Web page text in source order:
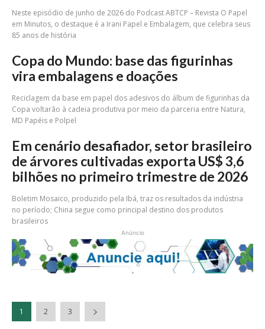
Neste episódio de junho de 2026 do Podcast ABTCP – Revista O Papel
em Minutos, o destaque é a Irani Papel e Embalagem, que celebra seus
85 anos de história
Copa do Mundo: base das figurinhas
vira embalagens e doações
Reciclagem da base em papel dos adesivos do álbum de figurinhas da
Copa voltarão à cadeia produtiva por meio da parceria entre Natura,
MD Papéis e Polpel
Em cenário desafiador, setor brasileiro
de árvores cultivadas exporta US$ 3,6
bilhões no primeiro trimestre de 2026
Boletim Mosaico, produzido pela Ibá, traz os resultados da indústria
no período; China segue como principal destino dos produtos
brasileiros
Anúncio
1 2 3